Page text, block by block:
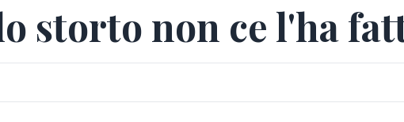
storto non ce l'ha